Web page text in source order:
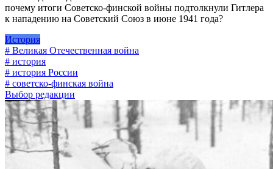
почему итоги Советско-финской войны подтолкнули Гитлера
к нападению на Советский Союз в июне 1941 года?
История
# Великая Отечественная война
# история
# история России
# советско-финская война
Выбор редакции